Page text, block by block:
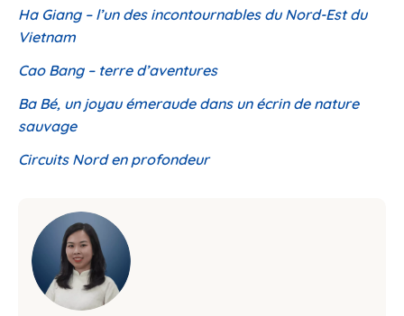
Ha Giang – l’un des incontournables du Nord-Est du
Vietnam
Cao Bang – terre d’aventures
Ba Bé, un joyau émeraude dans un écrin de nature
sauvage
Circuits Nord en profondeur